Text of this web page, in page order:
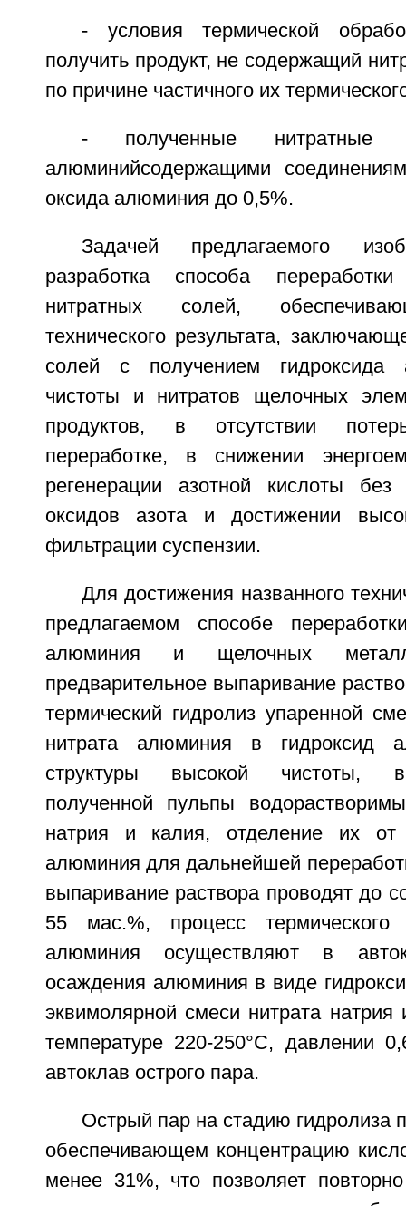
- условия термической
получить продукт, не содержащий
по причине частичного их
- полученные нитратные
алюминийсодержащими
оксида алюминия до 0,5%.
Задачей предлагаемого
разработка способа
нитратных солей,
технического результата,
солей с получением гидроксида
чистоты и нитратов щелочных
продуктов, в отсутствии
переработке, в снижении
регенерации азотной кислоты
оксидов азота и достижении
фильтрации суспензии.
Для достижения названного
предлагаемом способе
алюминия и щелочных
предварительное выпаривание
термический гидролиз упаренной
нитрата алюминия в гидроксид
структуры высокой чистоты,
полученной пульпы
натрия и калия, отделение их от
алюминия для дальнейшей
выпаривание раствора проводят до
55 мас.%, процесс термического
алюминия осуществляют в
осаждения алюминия в виде
эквимолярной смеси нитрата натрия
температуре 220-250°С, давлении
автоклав острого пара.
Острый пар на стадию гидролиза
обеспечивающем концентрацию
менее 31%, что позволяет